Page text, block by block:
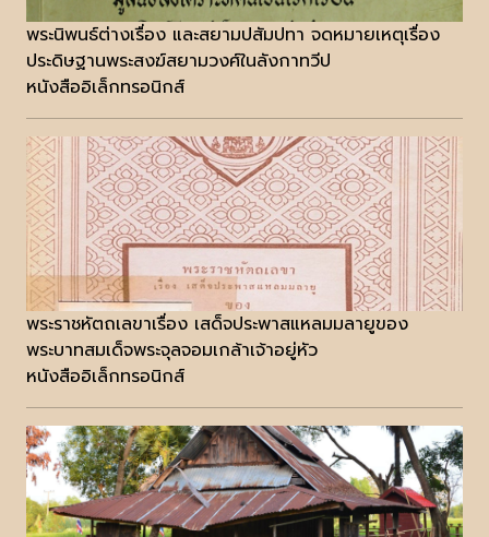
พระนิพนธ์ต่างเรื่อง และสยามปสัมปทา จดหมายเหตุเรื่อง
ประดิษฐานพระสงฆ์สยามวงศ์ในลังกาทวีป
หนังสืออิเล็กทรอนิกส์
พระราชหัตถเลขาเรื่อง เสด็จประพาสแหลมมลายูของ
พระบาทสมเด็จพระจุลจอมเกล้าเจ้าอยู่หัว
หนังสืออิเล็กทรอนิกส์